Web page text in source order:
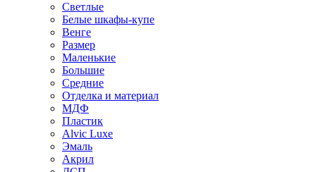
Светлые
Белые шкафы-купе
Венге
Размер
Маленькие
Большие
Средние
Отделка и материал
МДФ
Пластик
Alvic Luxe
Эмаль
Акрил